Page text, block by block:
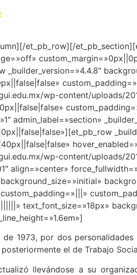
et_pb_row][/
_builder_version=»4.4.8″
wp-content/uploads/
admin_label=»section»
wp-content/uploads/
align=»center»
background_size=»initial»
custom_padding=»|||»
text_font_size=»18px»
de 1973, por dos
el de Trabajo
llevándose a su